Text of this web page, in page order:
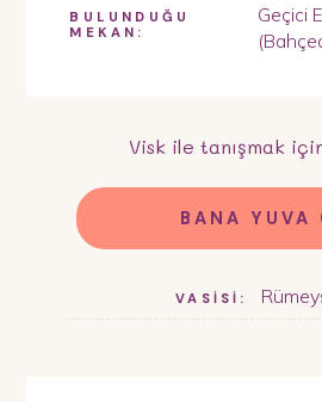
BULUNDUĞU
MEKAN:
Geçici
Visk ile tanışmak
BANA YUVA
VASİSİ: